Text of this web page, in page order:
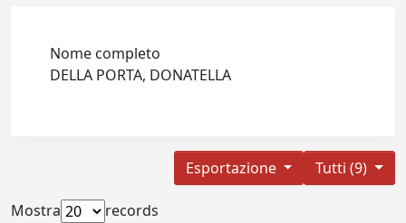
Nome completo
DELLA PORTA, DONATELLA
Tutti (9)
Esportazione
Mostra
records